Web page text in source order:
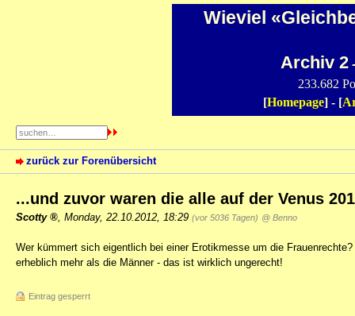
Wieviel
Archiv 2
233.682
[Homepage] - [
zurück zur Forenübersicht
...und zuvor waren die alle auf der Venus
Scotty Monday, 22.10.2012, 18:29 (vor 5036 Tagen) @ Benno
Wer kümmert sich eigentlich bei einer Erotikmesse um die
erheblich mehr als die Männer - das ist wirklich ungerecht!
Eintrag gesperrt